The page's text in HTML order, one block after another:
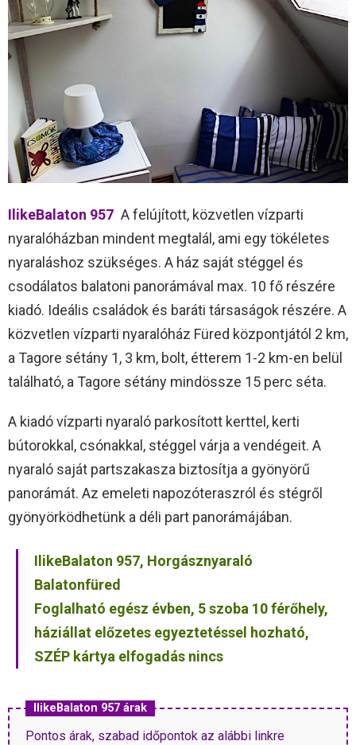
IlikeBalaton 957 A felújított, közvetlen vízparti
nyaralóházban mindent megtalál, ami egy tökéletes
nyaraláshoz szükséges. A ház saját stéggel és
csodálatos balatoni panorámával max. 10 fő részére
kiadó. Ideális családok és baráti társaságok részére. A
közvetlen vízparti nyaralóház Füred központjától 2 km,
a Tagore sétány 1, 3 km, bolt, étterem 1-2 km-en belül
található, a Tagore sétány mindössze 15 perc séta.
A kiadó vízparti nyaraló parkosított kerttel, kerti
bútorokkal, csónakkal, stéggel várja a vendégeit. A
nyaraló saját partszakasza biztosítja a gyönyörű
panorámát. Az emeleti napozóteraszról és stégről
gyönyörködhetünk a déli part panorámájában.
IlikeBalaton 957, Horgásznyaraló
Balatonfüred
Foglalható egész évben, 5 szoba 10 férőhely,
háziállat előzetes egyeztetéssel hozható,
SZÉP kártya elfogadás nincs
IlikeBalaton 957 árak
Pontos árak, szabad időpontok az alábbi linkre